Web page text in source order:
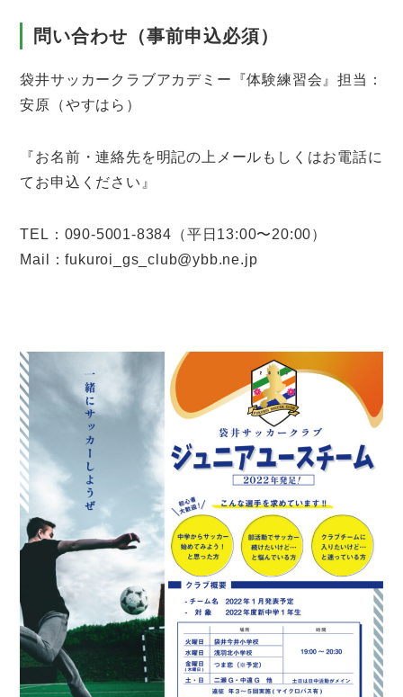
問い合わせ（事前申込必須）
袋井サッカークラブアカデミー『体験練習会』担当：
安原（やすはら）
『お名前・連絡先を明記の上メールもしくはお電話に
てお申込ください』
TEL：090-5001-8384（平日13:00〜20:00）
Mail：fukuroi_gs_club@ybb.ne.jp